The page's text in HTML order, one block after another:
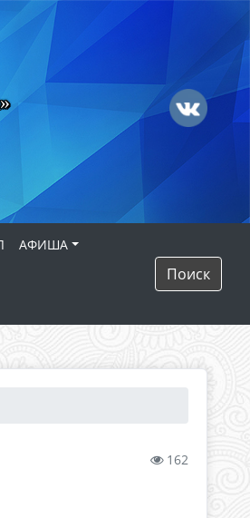
АФИША
Поиск
162